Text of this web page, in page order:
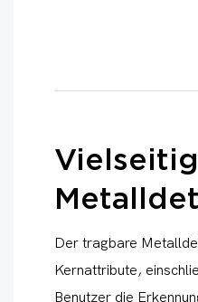
Der tragbare
Kernattribute,
Benutzer die